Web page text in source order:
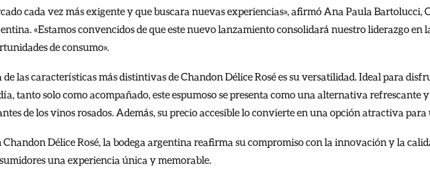
cada vez más exigente y que buscara nuevas experiencias», afirmó Ana Paula Bartolucci,
«Estamos convencidos de que este nuevo lanzamiento consolidará nuestro liderazgo en
de consumo».
de las características más distintivas de Chandon Délice Rosé es su versatilidad. Ideal para
tanto solo como acompañado, este espumoso se presenta como una alternativa refrescante
de los vinos rosados. Además, su precio accesible lo convierte en una opción atractiva
Chandon Délice Rosé, la bodega argentina reafirma su compromiso con la innovación y la
una experiencia única y memorable.